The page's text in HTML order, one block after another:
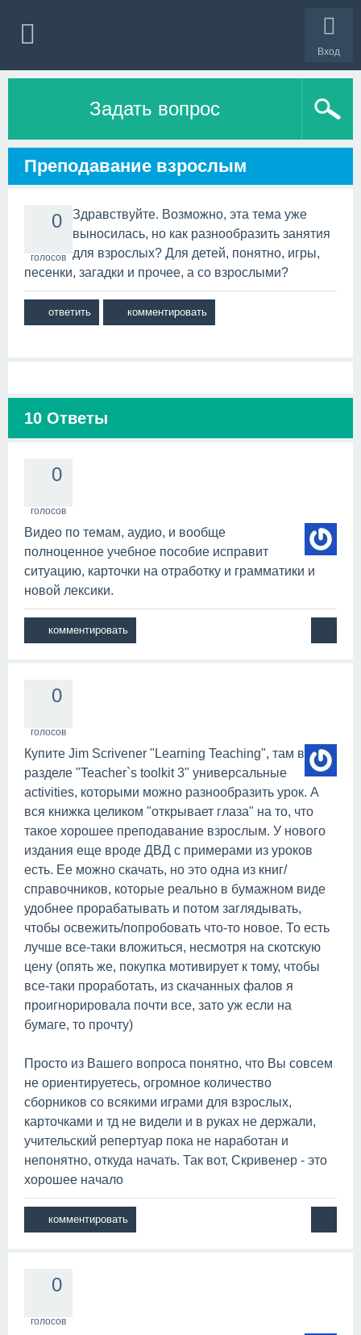
Вход
Задать вопрос
Преподавание взрослым
0
голосов
Здравствуйте. Возможно, эта тема уже
выносилась, но как разнообразить занятия
для взрослых? Для детей, понятно, игры,
песенки, загадки и прочее, а со взрослыми?
10 Ответы
0
голосов
Видео по темам, аудио, и вообще
полноценное учебное пособие исправит
ситуацию, карточки на отработку и грамматики и
новой лексики.
0
голосов
Купите Jim Scrivener "Learning Teaching", там в
разделе "Teacher`s toolkit 3" универсальные
activities, которыми можно разнообразить урок. А
вся книжка целиком "открывает глаза" на то, что
такое хорошее преподавание взрослым. У нового
издания еще вроде ДВД с примерами из уроков
есть. Ее можно скачать, но это одна из книг/
справочников, которые реально в бумажном виде
удобнее прорабатывать и потом заглядывать,
чтобы освежить/попробовать что-то новое. То есть
лучше все-таки вложиться, несмотря на скотскую
цену (опять же, покупка мотивирует к тому, чтобы
все-таки проработать, из скачанных фалов я
проигнорировала почти все, зато уж если на
бумаге, то прочту)
Просто из Вашего вопроса понятно, что Вы совсем
не ориентируетесь, огромное количество
сборников со всякими играми для взрослых,
карточками и тд не видели и в руках не держали,
учительский репертуар пока не наработан и
непонятно, откуда начать. Так вот, Скривенер - это
хорошее начало
0
голосов